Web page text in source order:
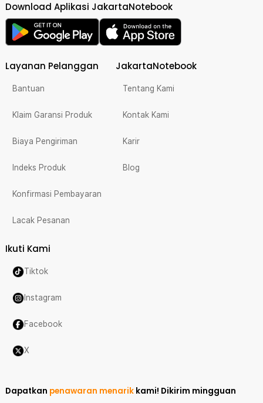
Download Aplikasi JakartaNotebook
Layanan Pelanggan
Bantuan
Klaim Garansi Produk
Biaya Pengiriman
Indeks Produk
Konfirmasi Pembayaran
Lacak Pesanan
JakartaNotebook
Tentang Kami
Kontak Kami
Karir
Blog
Ikuti Kami
Tiktok
Instagram
Facebook
X
Dapatkan penawaran menarik kami! Dikirim mingguan